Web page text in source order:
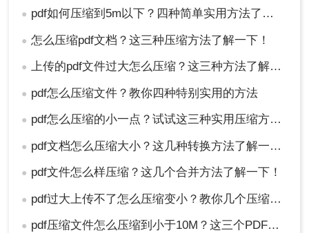
● pdf如何压缩到5m以下？四种简单实用方法了解一下！
● 怎么压缩pdf文档？这三种压缩方法了解一下！
● 上传的pdf文件过大怎么压缩？这三种方法了解一下！
● pdf怎么压缩文件？教你四种特别实用的方法
● pdf怎么压缩的小一点？试试这三种实用压缩方法！
● pdf文档怎么压缩大小？这几种转换方法了解一下！
● pdf文件怎么样压缩？这几个合并方法了解一下！
● pdf过大上传不了怎么压缩变小？教你几个压缩方法！
● pdf压缩文件怎么压缩到小于10M？这三个PDF压缩技巧了解一下！